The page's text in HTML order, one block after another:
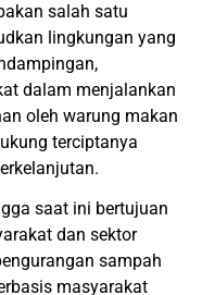
salah satu
lingkungan yang
dalam menjalankan
oleh warung makan
terciptanya
saat ini bertujuan
dan sektor
sampah
masyarakat